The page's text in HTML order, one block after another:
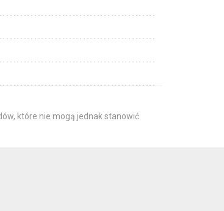
które nie mogą jednak stanowić